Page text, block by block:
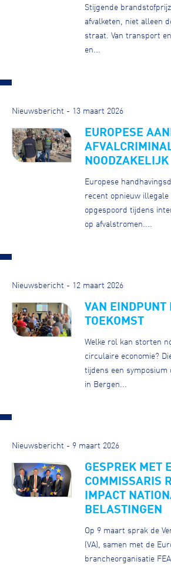
Stijgende
afvalketen, niet alleen
straat. Van transport
en...
Nieuwsbericht - 13 maart 2026
EUROPESE
NOODZAKELIJK
Europese
recent opnieuw
opgespoord tijdens
op afvalstromen....
Nieuwsbericht - 12 maart 2026
VAN EINDPUNT
TOEKOMST
Welke rol kan storten
circulaire economie?
tijdens een
in Bergen...
Nieuwsbericht - 9 maart 2026
GESPREK MET
COMMISSARIS
IMPACT
BELASTINGEN
Op 9 maart sprak de
(VA), samen met de
brancheorganisatie